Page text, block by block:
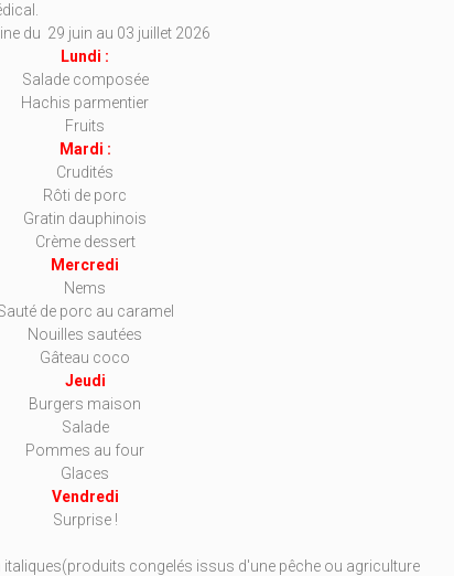
du 29 juin au 03 juillet 2026
Lundi :
Salade composée
Hachis parmentier
Fruits
Mardi :
Crudités
Rôti de porc
Gratin dauphinois
Crème dessert
Mercredi
Nems
de porc au caramel
Nouilles sautées
Gâteau coco
Jeudi
Burgers maison
Salade
Pommes au four
Glaces
Vendredi
Surprise !
congelés issus d'une pêche ou agriculture